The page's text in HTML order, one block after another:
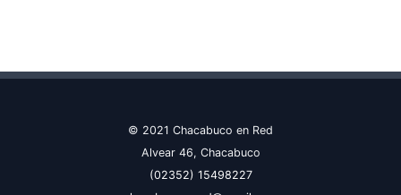
© 2021 Chacabuco en Red
Alvear 46, Chacabuco
(02352) 15498227